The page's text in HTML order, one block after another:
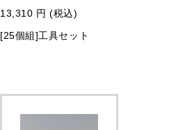
13,310 円 (税込)
[25個組]工具セット